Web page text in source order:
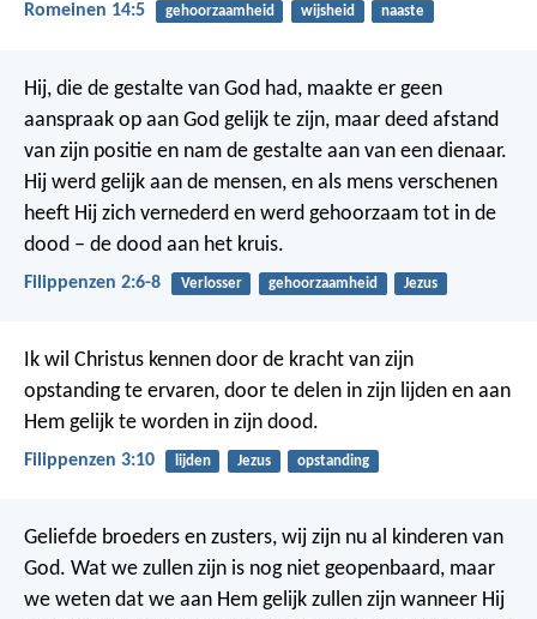
Romeinen 14:5 gehoorzaamheid wijsheid naaste
Hij, die de gestalte van God had, maakte er geen
aanspraak op aan God gelijk te zijn, maar deed afstand
van zijn positie en nam de gestalte aan van een dienaar.
Hij werd gelijk aan de mensen, en als mens verschenen
heeft Hij zich vernederd en werd gehoorzaam tot in de
dood – de dood aan het kruis.
Filippenzen 2:6-8 Verlosser gehoorzaamheid Jezus
Ik wil Christus kennen door de kracht van zijn
opstanding te ervaren, door te delen in zijn lijden en aan
Hem gelijk te worden in zijn dood.
Filippenzen 3:10 lijden Jezus opstanding
Geliefde broeders en zusters, wij zijn nu al kinderen van
God. Wat we zullen zijn is nog niet geopenbaard, maar
we weten dat we aan Hem gelijk zullen zijn wanneer Hij